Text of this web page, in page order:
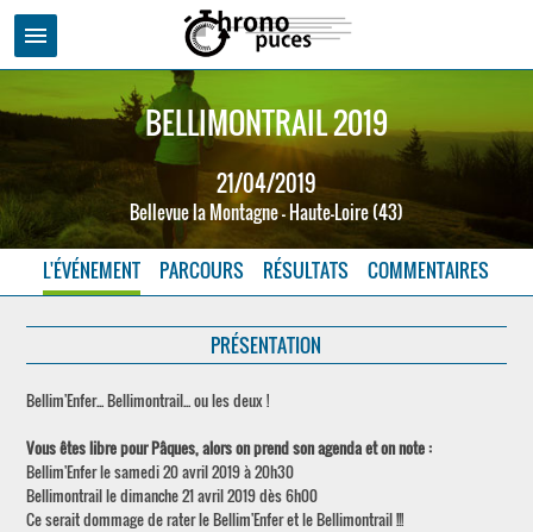
menu
BELLIMONTRAIL 2019
21/04/2019
Bellevue la Montagne - Haute-Loire (43)
L'ÉVÉNEMENT PARCOURS RÉSULTATS COMMENTAIRES
PRÉSENTATION
Bellim'Enfer... Bellimontrail... ou les deux !
Vous êtes libre pour Pâques, alors on prend son agenda et on note :
Bellim'Enfer le samedi 20 avril 2019 à 20h30
Bellimontrail le dimanche 21 avril 2019 dès 6h00
Ce serait dommage de rater le Bellim'Enfer et le Bellimontrail !!!